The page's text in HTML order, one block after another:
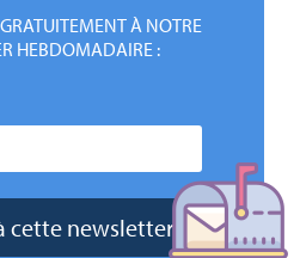
À NOTRE
HEBDOMADAIRE :